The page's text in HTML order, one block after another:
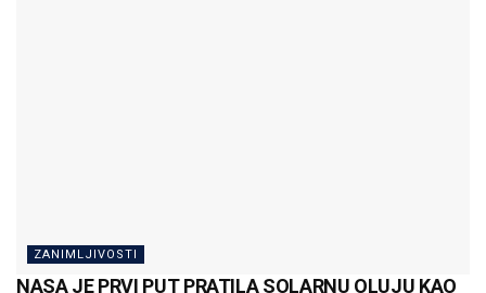
ZANIMLJIVOSTI
NASA JE PRVI PUT PRATILA SOLARNU OLUJU KAO